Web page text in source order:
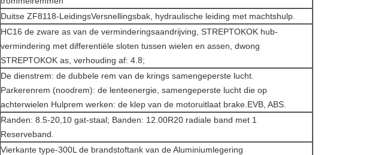
Duitse ZF8118-LeidingsVersnellingsbak, hydraulische leiding met machtshulp.
HC16 de zware as van de verminderingsaandrijving, STREPTOKOK hub-
vermindering met differentiële sloten tussen wielen en assen, dwong
STREPTOKOK as, verhouding af: 4.8;
De dienstrem: de dubbele rem van de krings samengeperste lucht.
Parkerenrem (noodrem): de lenteenergie, samengeperste lucht die op
achterwielen Hulprem werken: de klep van de motoruitlaat brake.EVB, ABS.
Randen: 8.5-20,10 gat-staal; Banden: 12.00R20 radiale band met 1
Reserveband.
Vierkante type-300L de brandstoftank van de Aluminiumlegering